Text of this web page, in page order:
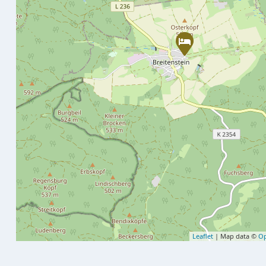
Leaflet| Map data ©